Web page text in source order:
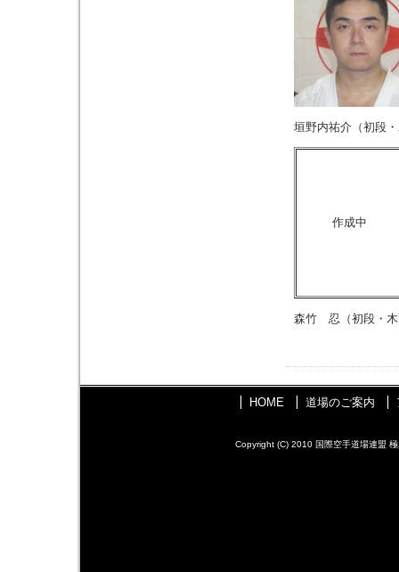
垣野内祐介（初段
作成中
森竹 忍（初段・木
HOME 道場のご案内
Copyright (C) 2010 国際空手道場連盟